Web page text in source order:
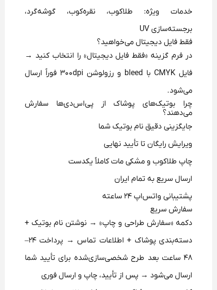
خدمات ویژه: طلاکوب، نقره‌کوب، گوشه‌گرد،
برجسته‌سازی UV
فقط فایل دیجیتال می‌خواهید؟
در فرم گزینه «فقط فایل دیجیتال» را انتخاب کنید →
فایل CMYK با bleed و رزولوشن ۳۰۰dpi فوراً ارسال
می‌شود.
چرا بوتیک‌های پوشاک از پی‌اس‌دی‌ها سفارش
می‌دهند؟
جایگزینی دقیق نام بوتیک شما
ویرایش رایگان تا تأیید نهایی
چاپ طلاکوب و مشکی مات کاملاً یکدست
ارسال سریع به تمام ایران
پشتیبانی واتس‌اپ ۲۴ ساعته
سفارش سریع
دکمه «سفارش طراحی و چاپ» → نوشتن نام بوتیک +
دسته‌بندی پوشاک + اطلاعات تماس → پرداخت ۲۴–
۴۸ ساعت بعد طرح شخصی‌سازی‌شده برای تأیید شما
ارسال می‌شود → پس از تأیید، چاپ و ارسال فوری